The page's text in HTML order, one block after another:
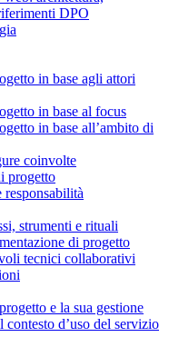
DPO
in base agli attori
in base al focus
in base all’ambito di
coinvolte
progetto
strumenti e rituali
di progetto
tecnici collaborativi
e la sua gestione
d’uso del servizio